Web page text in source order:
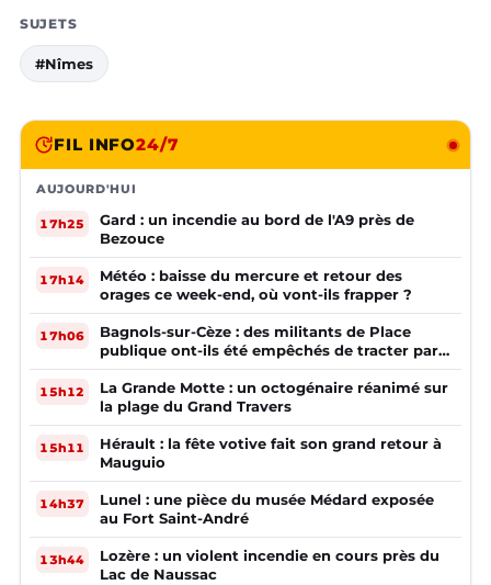
SUJETS
#Nîmes
FIL INFO24/7
AUJOURD'HUI
17h25
Gard : un incendie au bord de l'A9 près de
Bezouce
17h14
Météo : baisse du mercure et retour des
orages ce week-end, où vont-ils frapper ?
17h06
Bagnols-sur-Cèze : des militants de Place
publique ont-ils été empêchés de tracter par
la mairie ?
15h12
La Grande Motte : un octogénaire réanimé sur
la plage du Grand Travers
15h11
Hérault : la fête votive fait son grand retour à
Mauguio
14h37
Lunel : une pièce du musée Médard exposée
au Fort Saint-André
13h44
Lozère : un violent incendie en cours près du
Lac de Naussac